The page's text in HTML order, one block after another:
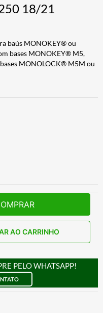
18/21
baús MONOKEY® ou
bases MONOKEY® M5,
MONOLOCK® M5M ou
AO CARRINHO
PELO WHATSAPP!